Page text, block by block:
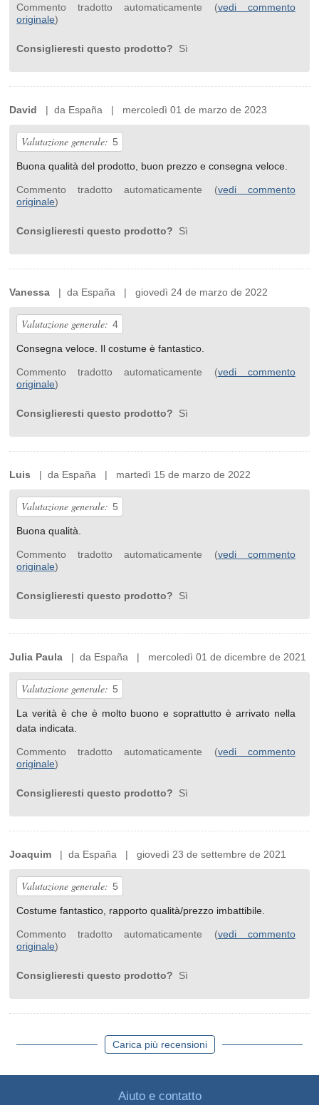
Commento tradotto automaticamente (vedi commento
originale)
Consiglieresti questo prodotto? Sì
David | da España | mercoledì 01 de marzo de 2023
Valutazione generale: 5
Buona qualità del prodotto, buon prezzo e consegna veloce.
Commento tradotto automaticamente (vedi commento
originale)
Consiglieresti questo prodotto? Sì
Vanessa | da España | giovedì 24 de marzo de 2022
Valutazione generale: 4
Consegna veloce. Il costume è fantastico.
Commento tradotto automaticamente (vedi commento
originale)
Consiglieresti questo prodotto? Sì
Luis | da España | martedì 15 de marzo de 2022
Valutazione generale: 5
Buona qualità.
Commento tradotto automaticamente (vedi commento
originale)
Consiglieresti questo prodotto? Sì
Julia Paula | da España | mercoledì 01 de dicembre de 2021
Valutazione generale: 5
La verità è che è molto buono e soprattutto è arrivato nella
data indicata.
Commento tradotto automaticamente (vedi commento
originale)
Consiglieresti questo prodotto? Sì
Joaquim | da España | giovedì 23 de settembre de 2021
Valutazione generale: 5
Costume fantastico, rapporto qualità/prezzo imbattibile.
Commento tradotto automaticamente (vedi commento
originale)
Consiglieresti questo prodotto? Sì
Carica più recensioni
Aiuto e contatto